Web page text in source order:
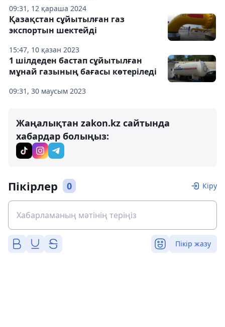
09:31, 12 қараша 2024
15:47, 10 қазан 2023
Қазақстан сұйытылған газ
экспортын шектейді
09:31, 30 маусым 2023
1 шілдеден бастап сұйытылған
мұнай газының бағасы көтеріледі
Жаңалықтан zakon.kz сайтында
хабардар болыңыз:
Пікірлер 0 Кіру
Пікір жазу